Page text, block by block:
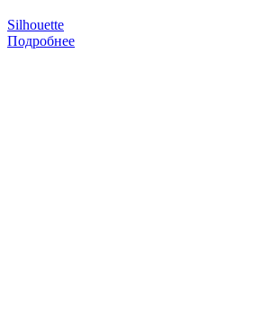
Silhouette
Подробнее